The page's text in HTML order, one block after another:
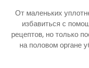
От маленьких
избавиться с
рецептов, но только
на половом органе